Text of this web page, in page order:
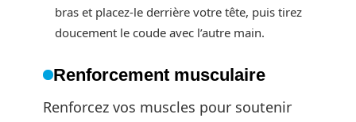
bras et placez-le derrière votre tête, puis tirez
doucement le coude avec l’autre main.
Renforcement musculaire
Renforcez vos muscles pour soutenir